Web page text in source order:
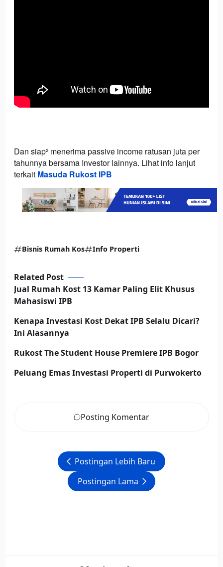
Dan siap² menerima passive income ratusan juta per
tahunnya bersama Investor lainnya. Lihat info lanjut
terkait Masuda Rukost IPB
Bisnis Rumah Kos Info Properti
Related Post
Jual Rumah Kost 13 Kamar Paling Elit Khusus
Mahasiswi IPB
Kenapa Investasi Kost Dekat IPB Selalu Dicari?
Ini Alasannya
Rukost The Student House Premiere IPB Bogor
Peluang Emas Investasi Properti di Purwokerto
Posting Komentar
Postingan Lebih Baru
Postingan Lama